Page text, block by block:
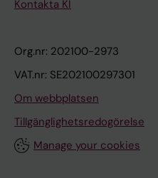
Kontakta KI
Org.nr: 202100-2973
VAT.nr: SE202100297301
Om webbplatsen
Tillgänglighetsredogörelse
Manage your cookies